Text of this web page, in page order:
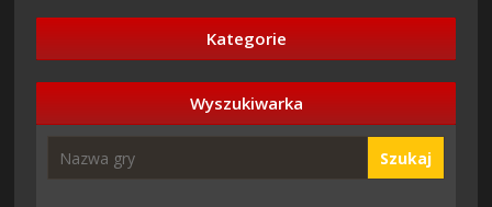
Kategorie
Wyszukiwarka
Szukaj